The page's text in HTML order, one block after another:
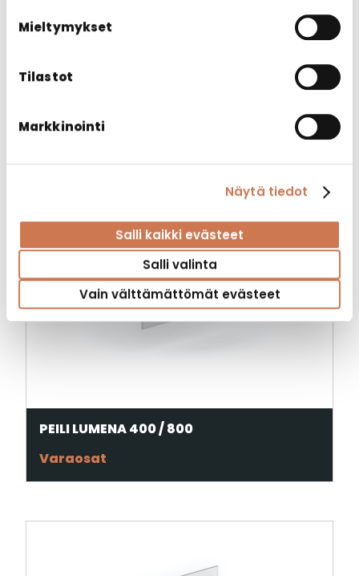
Mieltymykset
Tilastot
Markkinointi
Näytä tiedot
Salli kaikki evästeet
Salli valinta
Vain välttämättömät evästeet
KORI SOLO 400 X 500
PEILI LUMENA 400 / 800
Varaosat